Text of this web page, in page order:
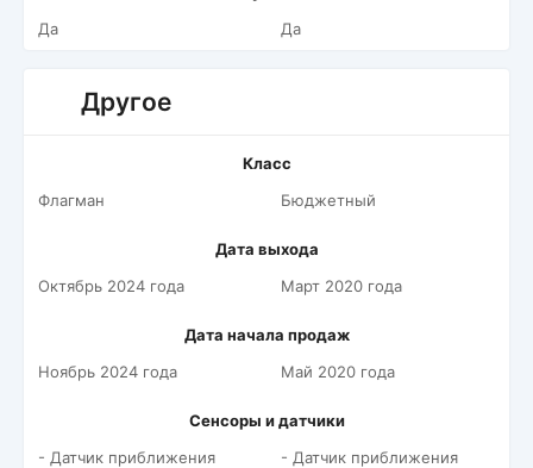
Да
Да
Другое
Класс
Флагман
Бюджетный
Дата выхода
Октябрь 2024 года
Март 2020 года
Дата начала продаж
Ноябрь 2024 года
Май 2020 года
Сенсоры и датчики
- Датчик приближения
- Датчик приближения